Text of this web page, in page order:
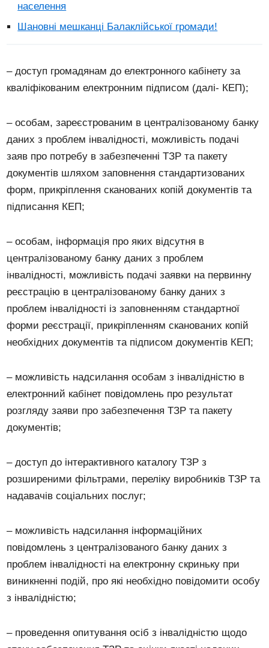
населення
Шановні мешканці Балаклійської громади!
– доступ громадянам до електронного кабінету за
кваліфікованим електронним підписом (далі- КЕП);
– особам, зареєстрованим в централізованому банку
даних з проблем інвалідності, можливість подачі
заяв про потребу в забезпеченні ТЗР та пакету
документів шляхом заповнення стандартизованих
форм, прикріплення сканованих копій документів та
підписання КЕП;
– особам, інформація про яких відсутня в
централізованому банку даних з проблем
інвалідності, можливість подачі заявки на первинну
реєстрацію в централізованому банку даних з
проблем інвалідності із заповненням стандартної
форми реєстрації, прикріпленням сканованих копій
необхідних документів та підписом документів КЕП;
– можливість надсилання особам з інвалідністю в
електронний кабінет повідомлень про результат
розгляду заяви про забезпечення ТЗР та пакету
документів;
– доступ до інтерактивного каталогу ТЗР з
розширеними фільтрами, переліку виробників ТЗР та
надавачів соціальних послуг;
– можливість надсилання інформаційних
повідомлень з централізованого банку даних з
проблем інвалідності на електронну скриньку при
виникненні подій, про які необхідно повідомити особу
з інвалідністю;
– проведення опитування осіб з інвалідністю щодо